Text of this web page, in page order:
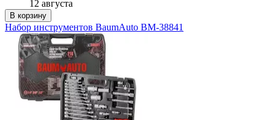
12 августа
В корзину
Набор инструментов BaumAuto BM-38841